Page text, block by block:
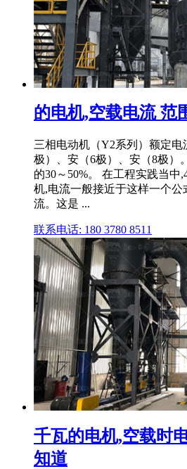
的电机,空载电流 范
三相电动机（Y2系列）额定
极）、安（6极）、安（8极）
的30～50%。 在工程实践当中
机,电流一般接近于这样一个公
流。这是 ...
联系电话: 180 3780 8511
千瓦的电机,空载时
知道